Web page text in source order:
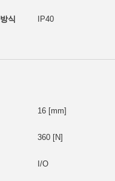
IP40
16 [mm]
360 [N]
I/O